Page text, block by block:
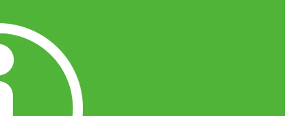
administravimo paslauga
komunalinių atliekų tvarkymas